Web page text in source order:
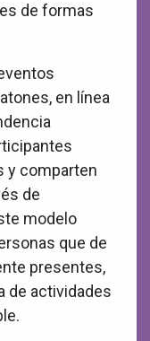
de formas
en línea
y comparten
de
modelo
que de
presentes,
de actividades